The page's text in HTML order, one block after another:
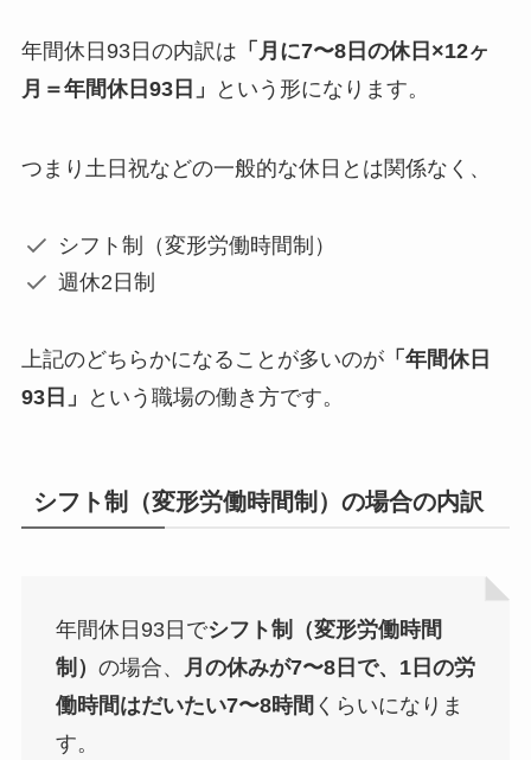
年間休日93日の内訳は 「月に7〜8日の休日×12ヶ
月＝年間休日93日」
という形になります。
つまり土日祝などの一般的な休日とは関係なく、
シフト制（変形労働時間制）
週休2日制
上記のどちらかになることが多いのが「年間休日
93日」
という職場の働き方です。
シフト制（変形労働時間制）の場合の内訳
年間休日93日でシフト制（変形労働時間
制） の場合、 月の休みが7〜8日で、 1日の労
働時間はだいたい7〜8時間 くらいになりま
す。